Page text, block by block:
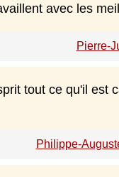
avec les
Pierre-
tout ce qu'il est
Philippe-